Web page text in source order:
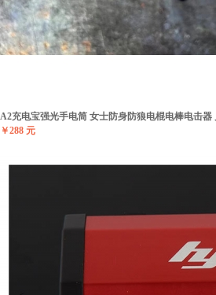
A2充电宝强光手电筒 女士防身防狼电棍电棒电击
￥288 元